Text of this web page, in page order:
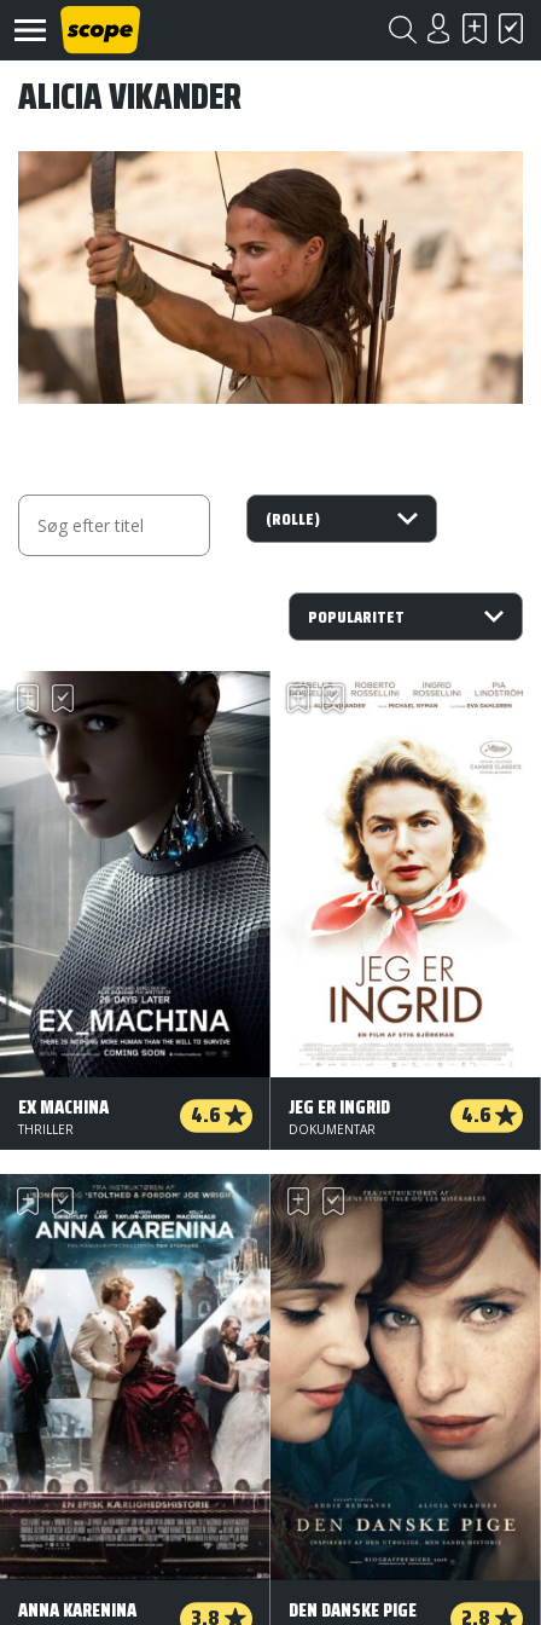
Om
Scope
Kontakt
©
ALICIA VIKANDER
EX MACHINA 4.6
THRILLER
JEG ER INGRID 4.6
DOKUMENTAR
ANNA KARENINA 3.8 DEN DANSKE PIGE 2.8